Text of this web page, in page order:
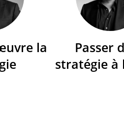
la
Passer
stratégie à